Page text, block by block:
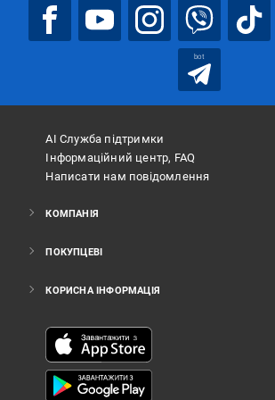
bot
АІ Служба підтримки
Інформаційний центр, FAQ
Написати нам повідомлення
КОМПАНІЯ
ПОКУПЦЕВІ
КОРИСНА ІНФОРМАЦІЯ